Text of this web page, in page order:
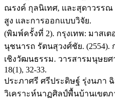
ณรงค์ กุลนิเทศ, และสุดาวรรณ
สูง และการออกแบบวิจัย.
(พิมพ์ครั้งที่ 2). กรุงเทพ: มาสเ
นุชนารถ รัตนสุวงศ์ชัย.
เชิงวัฒนธรรม. วารสารมนุษยศ
18(1), 32-33.
ประภาศรี ศรีประดิษฐ์ รุ่งนภา
วิเคราะห์นาฏศิลป์พื้นบ้านเขตภ